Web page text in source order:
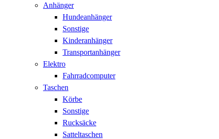
Anhänger
Hundeanhänger
Sonstige
Kinderanhänger
Transportanhänger
Elektro
Fahrradcomputer
Taschen
Körbe
Sonstige
Rucksäcke
Satteltaschen